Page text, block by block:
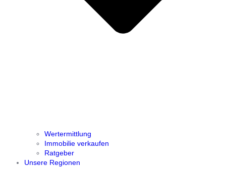
Wertermittlung
Immobilie verkaufen
Ratgeber
Unsere Regionen